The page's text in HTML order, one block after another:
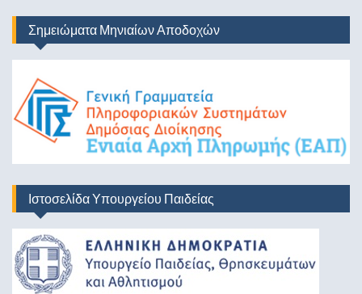
Σημειώματα Μηνιαίων Αποδοχών
Ιστοσελίδα Υπουργείου Παιδείας